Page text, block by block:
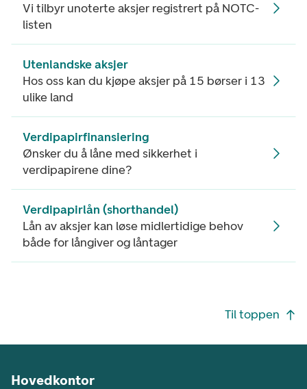
Vi tilbyr unoterte aksjer registrert på NOTC-
listen
Utenlandske aksjer
Hos oss kan du kjøpe aksjer på 15 børser i 13
ulike land
Verdipapirfinansiering
Ønsker du å låne med sikkerhet i
verdipapirene dine?
Verdipapirlån (shorthandel)
Lån av aksjer kan løse midlertidige behov
både for långiver og låntager
Til toppen
Hovedkontor